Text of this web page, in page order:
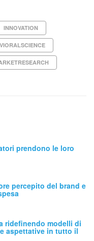
INNOVATION
prendono le loro
percepito del brand e
ridefinendo modelli di
aspettative in tutto il